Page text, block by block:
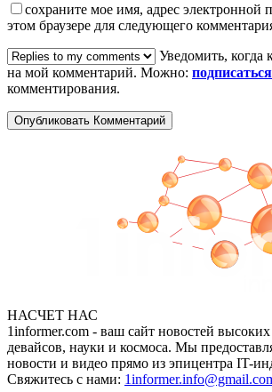
сохраните мое имя, адрес электронной
этом браузере для следующего
Уведомить, когда
на мой комментарий. Можно: подписаться
комментирования.
НАСЧЕТ НАС
1informer.com - ваш сайт новостей
девайсов, науки и космоса. Мы
новости и видео прямо из эпицентра IT-
Свяжитесь с нами: